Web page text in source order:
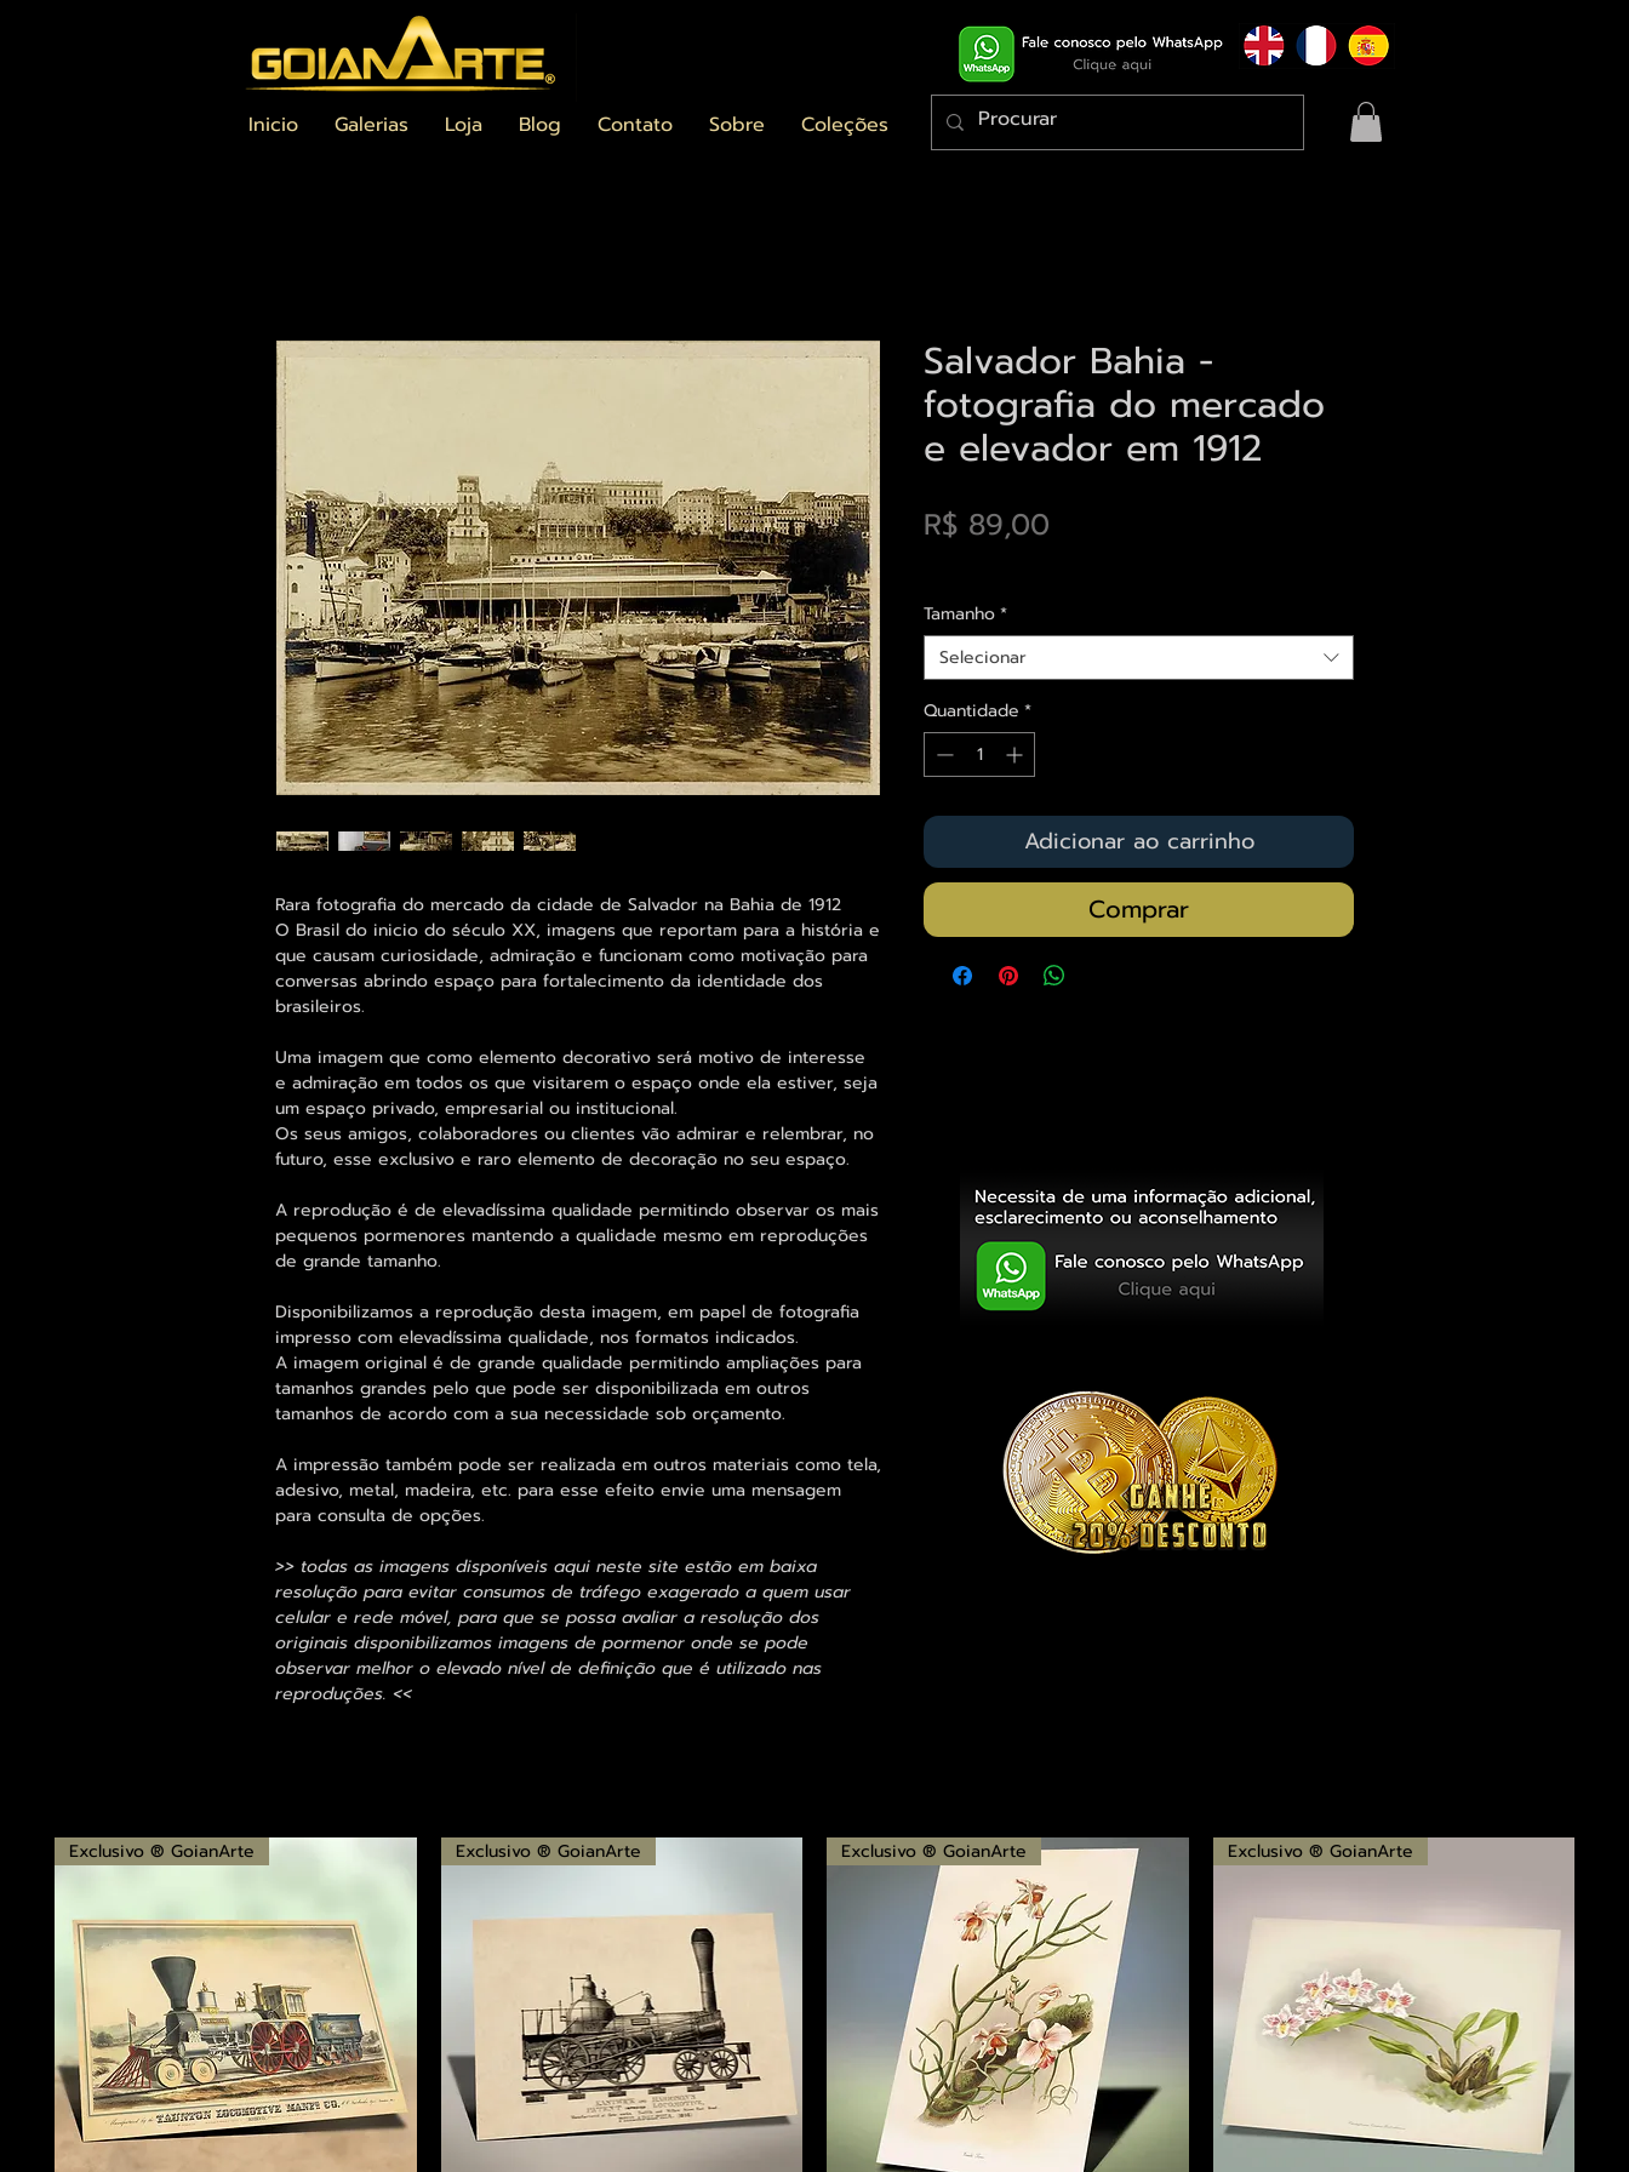
Inicio Galerias Loja Blog Contato Sobre Coleções
Rara fotografia do mercado da cidade de Salvador na Bahia de 1912
O Brasil do inicio do século XX, imagens que reportam para a história e
que causam curiosidade, admiração e funcionam como motivação para
conversas abrindo espaço para fortalecimento da identidade dos
brasileiros.
Uma imagem que como elemento decorativo será motivo de interesse
e admiração em todos os que visitarem o espaço onde ela estiver, seja
um espaço privado, empresarial ou institucional.
Os seus amigos, colaboradores ou clientes vão admirar e relembrar, no
futuro, esse exclusivo e raro elemento de decoração no seu espaço.
A reprodução é de elevadíssima qualidade permitindo observar os mais
pequenos pormenores mantendo a qualidade mesmo em reproduções
de grande tamanho.
Disponibilizamos a reprodução desta imagem, em papel de fotografia
impresso com elevadíssima qualidade, nos formatos indicados.
A imagem original é de grande qualidade permitindo ampliações para
tamanhos grandes pelo que pode ser disponibilizada em outros
tamanhos de acordo com a sua necessidade sob orçamento.
A impressão também pode ser realizada em outros materiais como tela,
adesivo, metal, madeira, etc. para esse efeito envie uma mensagem
para consulta de opções.
>> todas as imagens disponíveis aqui neste site estão em baixa
resolução para evitar consumos de tráfego exagerado a quem usar
celular e rede móvel, para que se possa avaliar a resolução dos
originais disponibilizamos imagens de pormenor onde se pode
observar melhor o elevado nível de definição que é utilizado nas
reproduções. <<
Salvador Bahia -
fotografia do mercado
e elevador em 1912
R$ 89,00
Tamanho*
Selecionar
Quantidade *
Adicionar ao carrinho
Comprar
Exclusivo ® GoianArte Exclusivo ® GoianArte Exclusivo ® GoianArte Exclusivo ® GoianArte